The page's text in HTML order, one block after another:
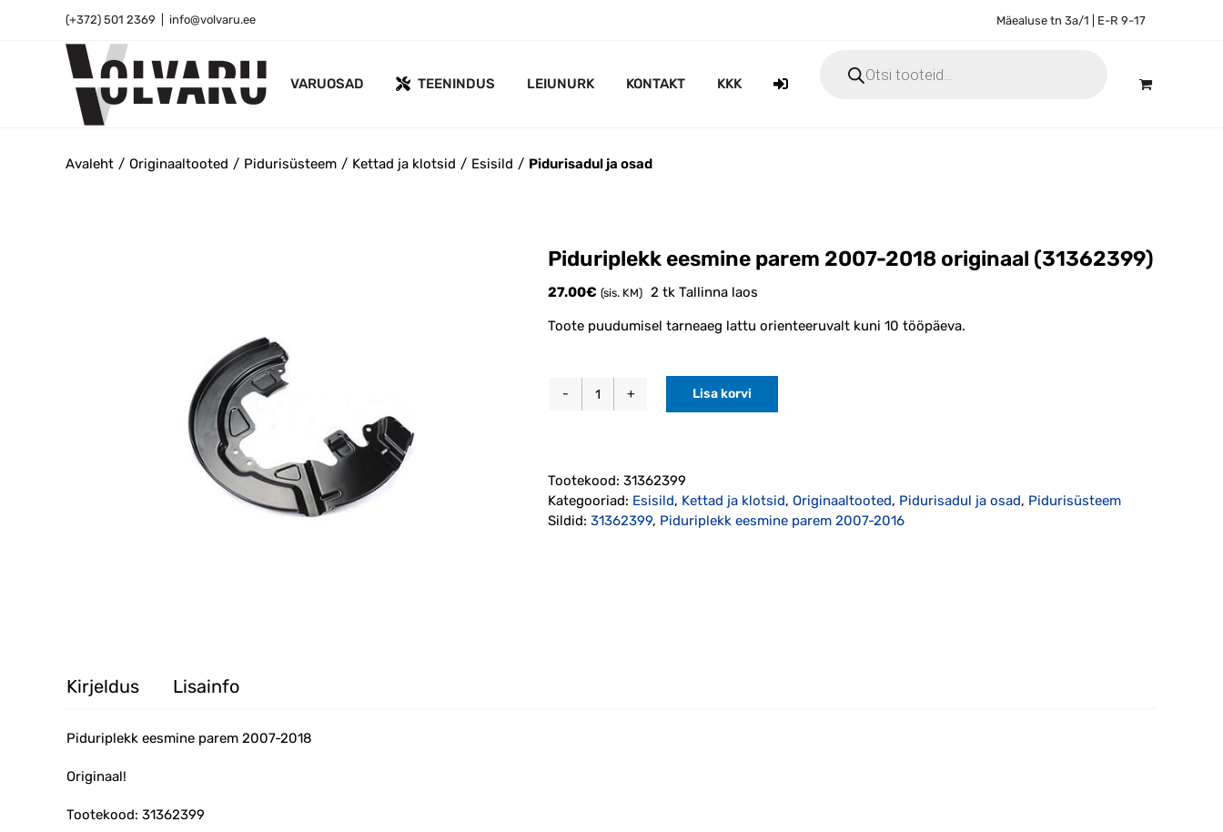
(+372) 501 2369 info@volvaru.ee Mäealuse tn 3a/1 | E-R 9-17
VARUOSAD TEENINDUS LEIUNURK KONTAKT KKK
search
Avaleht Originaaltooted Pidurisüsteem Kettad ja klotsid Esisild Pidurisadul ja osad
Piduriplekk eesmine parem 2007-2018 originaal (31362399)
27.00€ (sis. KM) 2 tk Tallinna laos
Toote puudumisel tarneaeg lattu orienteeruvalt kuni 10 tööpäeva.
Piduriplekk
2018
originaal
(31362399)
Lisa korvi
Tootekood: 31362399
Kategooriad: Esisild, Kettad ja klotsid, Originaaltooted, Pidurisadul ja osad, Pidurisüsteem
Sildid: 31362399, Piduriplekk eesmine parem 2007-2016
Kirjeldus Lisainfo
Piduriplekk eesmine parem 2007-2018
Originaal!
Tootekood: 31362399